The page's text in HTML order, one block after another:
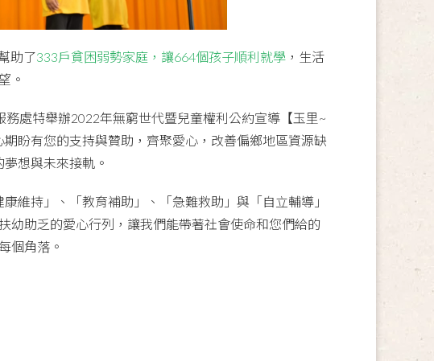
助了333戶貧困弱勢家庭，讓664個孩子順利就學 ，生活
。
處特舉辦2022年無窮世代暨兒童權利公約宣導【玉里~
盼有您的支持與贊助，齊聚愛心，改善偏鄉地區資源缺
想與未來接軌。
維持」、「教育補助」、「急難救助」與「自立輔導」
幼助乏的愛心行列，讓我們能帶著社會使命和您們給的
個角落。